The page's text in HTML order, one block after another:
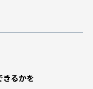
きるかを